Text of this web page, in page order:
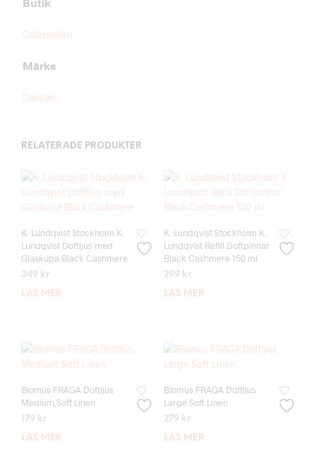
Golvpoolen
Märke
Dansani
RELATERADE PRODUKTER
K. Lundqvist Stockholm K.
Lundqvist Doftljus med
Glaskupa Black Cashmere
349 kr
LÄS MER
K. Lundqvist Stockholm K.
Lundqvist Refill Doftpinnar
Black Cashmere 150 ml
299 kr
LÄS MER
Blomus FRAGA Doftljus
Medium,Soft Linen
179 kr
LÄS MER
Blomus FRAGA Doftljus
Large Soft Linen
279 kr
LÄS MER